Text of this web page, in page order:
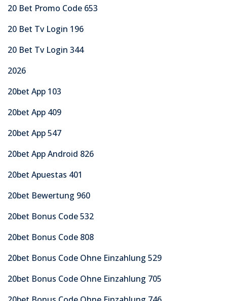
20 Bet Promo Code 653
20 Bet Tv Login 196
20 Bet Tv Login 344
2026
20bet App 103
20bet App 409
20bet App 547
20bet App Android 826
20bet Apuestas 401
20bet Bewertung 960
20bet Bonus Code 532
20bet Bonus Code 808
20bet Bonus Code Ohne Einzahlung 529
20bet Bonus Code Ohne Einzahlung 705